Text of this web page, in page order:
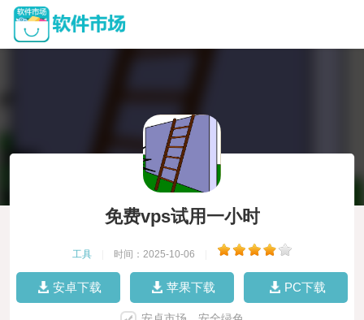
免费vps试用一小时
工具 时间：2025-10-06
安卓下载 苹果下载 PC下载